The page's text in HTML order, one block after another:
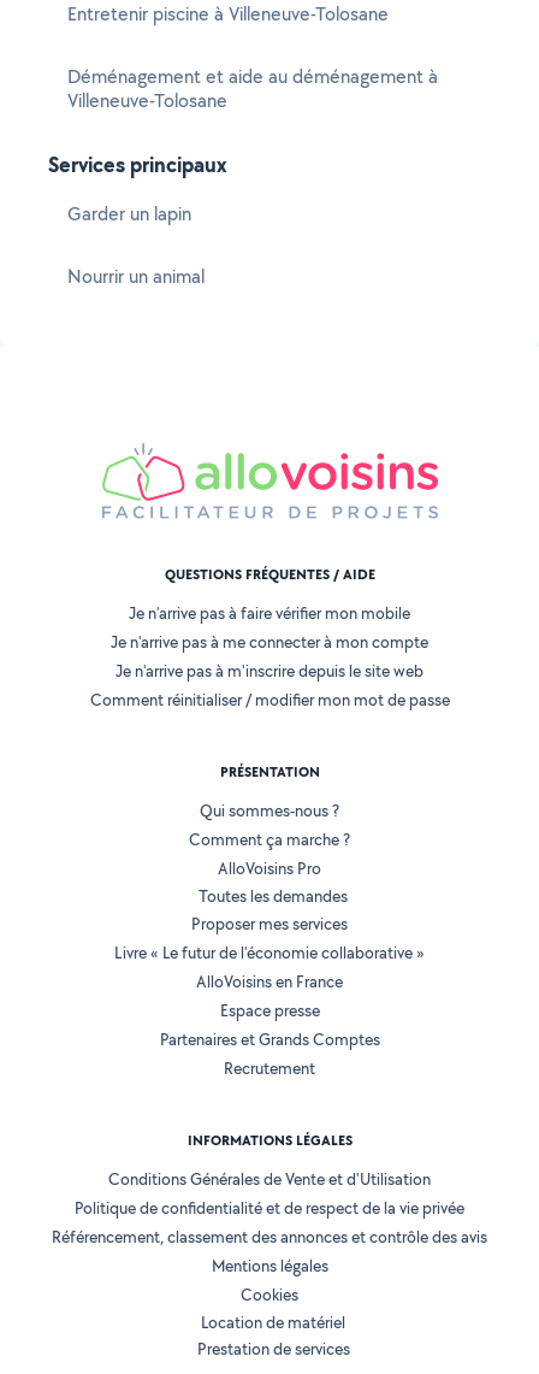
Entretenir piscine à Villeneuve-Tolosane
Déménagement et aide au déménagement à
Villeneuve-Tolosane
Services principaux
Garder un lapin
Nourrir un animal
QUESTIONS FRÉQUENTES / AIDE
Je n'arrive pas à faire vérifier mon mobile
Je n'arrive pas à me connecter à mon compte
Je n'arrive pas à m'inscrire depuis le site web
Comment réinitialiser / modifier mon mot de passe
PRÉSENTATION
Qui sommes-nous ?
Comment ça marche ?
AlloVoisins Pro
Toutes les demandes
Proposer mes services
Livre « Le futur de l'économie collaborative »
AlloVoisins en France
Espace presse
Partenaires et Grands Comptes
Recrutement
INFORMATIONS LÉGALES
Conditions Générales de Vente et d'Utilisation
Politique de confidentialité et de respect de la vie privée
Référencement, classement des annonces et contrôle des avis
Mentions légales
Cookies
Location de matériel
Prestation de services